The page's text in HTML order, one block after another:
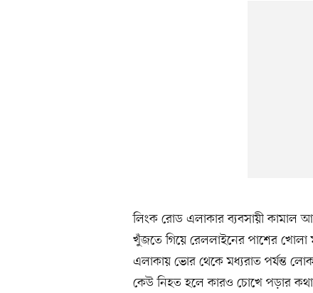
লিংক রোড এলাকার ব্যবসায়ী কামাল
খুঁজতে গিয়ে রেললাইনের পাশের খোলা
এলাকায় ভোর থেকে মধ্যরাত পর্যন্ত
কেউ নিহত হলে কারও চোখে পড়ার